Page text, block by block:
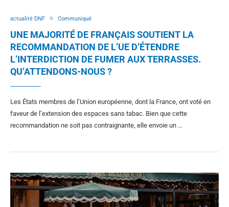
actualité DNF Communiqué
UNE MAJORITÉ DE FRANÇAIS SOUTIENT LA
RECOMMANDATION DE L’UE D’ÉTENDRE
L’INTERDICTION DE FUMER AUX TERRASSES.
QU’ATTENDONS-NOUS ?
Les États membres de l’Union européenne, dont la France, ont voté en
faveur de l’extension des espaces sans tabac. Bien que cette
recommandation ne soit pas contraignante, elle envoie un …